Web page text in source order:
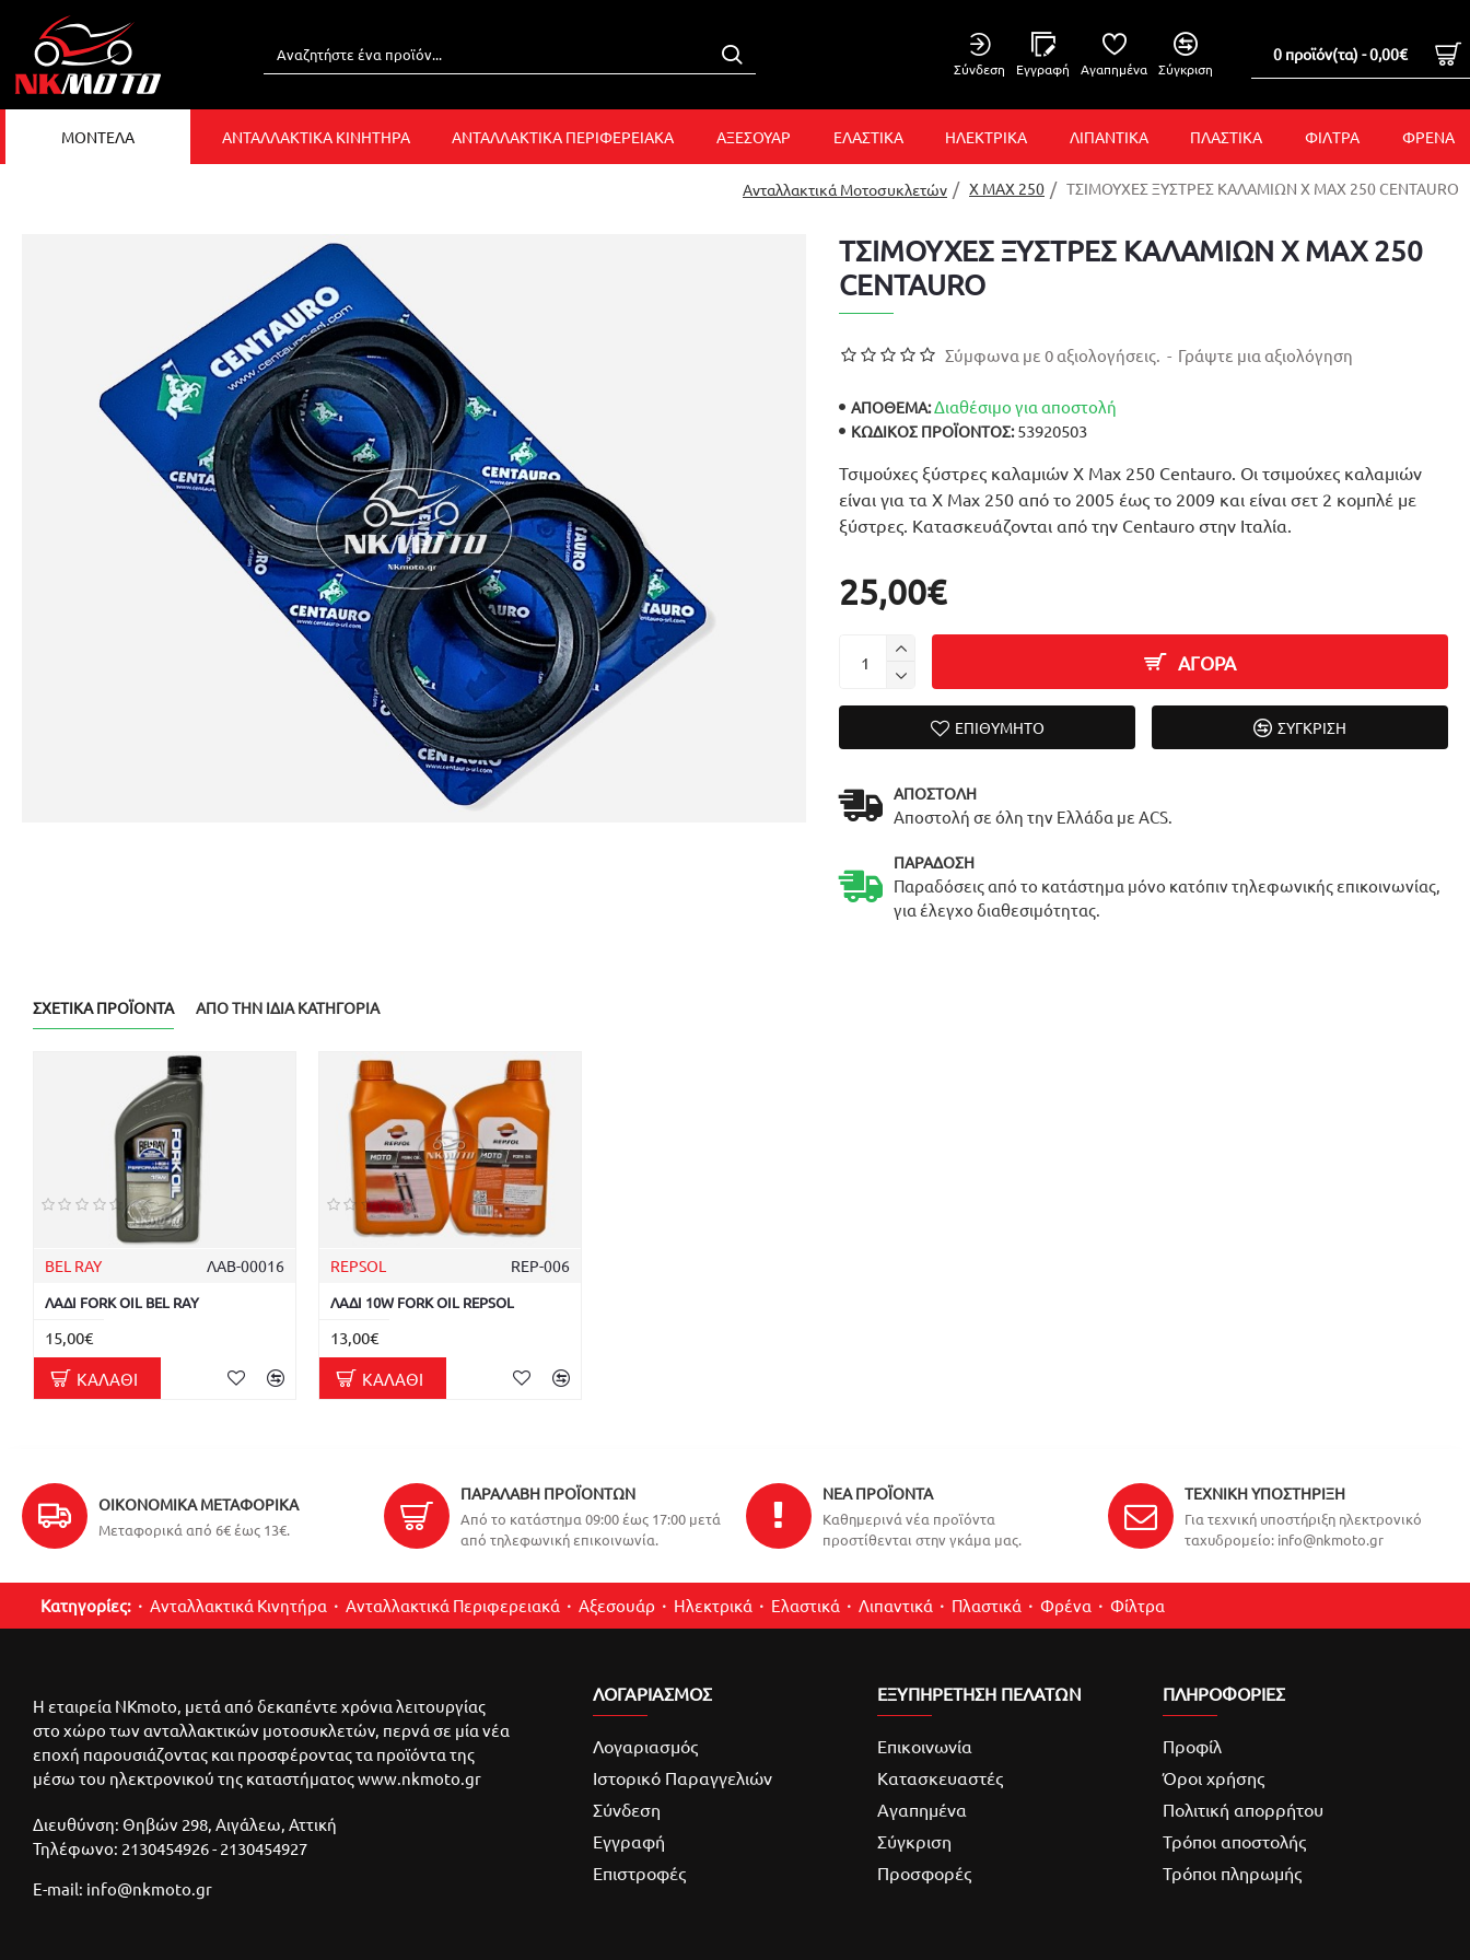
Σύνδεση Εγγραφή Αγαπημένα Σύγκριση
0 προϊόν(τα) - 0,00€
ΜΟΝΤΕΛΑ ΑΝΤΑΛΛΑΚΤΙΚΑ ΚΙΝΗΤΗΡΑ ΑΝΤΑΛΛΑΚΤΙΚΑ ΠΕΡΙΦΕΡΕΙΑΚΑ ΑΞΕΣΟΥΑΡ ΕΛΑΣΤΙΚΑ ΗΛΕΚΤΡΙΚΑ ΛΙΠΑΝΤΙΚΑ ΠΛΑΣΤΙΚΑ ΦΙΛΤΡΑ ΦΡΕΝΑ
Ανταλλακτικά Μοτοσυκλετών X MAX 250 ΤΣΙΜΟΥΧΕΣ ΞΥΣΤΡΕΣ ΚΑΛΑΜΙΩΝ X MAX 250 CENTAURO
ΤΣΙΜΟΥΧΕΣ ΞΥΣΤΡΕΣ ΚΑΛΑΜΙΩΝ X MAX 250
CENTAURO
Τσιμούχες ξύστρες καλαμιών X Max 250 Centauro. Οι τσιμούχες καλαμιών
είναι για τα X Max 250 από το 2005 έως το 2009 και είναι σετ 2 κομπλέ με
ξύστρες. Κατασκευάζονται από την Centauro στην Ιταλία.
ΑΠΟΘΕΜΑ:Διαθέσιμο για αποστολή
ΚΩΔΙΚΌΣ ΠΡΟΪΌΝΤΟΣ: 53920503
Σύμφωνα με 0 αξιολογήσεις. - Γράψτε μια αξιολόγηση
25,00€
ΑΓΟΡΑ
ΕΠΙΘΥΜΗΤΌ ΣΎΓΚΡΙΣΗ
ΑΠΟΣΤΟΛΉ
Αποστολή σε όλη την Ελλάδα με ACS.
ΠΑΡΆΔΟΣΗ
Παραδόσεις από το κατάστημα μόνο κατόπιν τηλεφωνικής επικοινωνίας,
για έλεγχο διαθεσιμότητας.
ΣΧΕΤΙΚΆ ΠΡΟΪΌΝΤΑ ΑΠΌ ΤΗΝ ΊΔΙΑ ΚΑΤΗΓΟΡΊΑ
BEL RAY ΛΑΒ-00016
ΛΑΔΙ FORK OIL BEL RAY
15,00€
ΚΑΛΆΘΙ
REPSOL REP-006
ΛΑΔΙ 10W FORK OIL REPSOL
13,00€
ΚΑΛΆΘΙ
ΟΙΚΟΝΟΜΙΚΆ ΜΕΤΑΦΟΡΙΚΆ
Μεταφορικά από 6€ έως 13€.
ΠΑΡΑΛΑΒΉ ΠΡΟΪΌΝΤΩΝ
Από το κατάστημα 09:00 έως 17:00 μετά
από τηλεφωνική επικοινωνία.
ΝΈΑ ΠΡΟΪΌΝΤΑ
Καθημερινά νέα προϊόντα
προστίθενται στην γκάμα μας.
ΤΕΧΝΙΚΉ ΥΠΟΣΤΉΡΙΞΗ
Για τεχνική υποστήριξη ηλεκτρονικό
ταχυδρομείο: info@nkmoto.gr
Κατηγορίες: Ανταλλακτικά Κινητήρα Ανταλλακτικά Περιφερειακά Αξεσουάρ Ηλεκτρικά Ελαστικά Λιπαντικά Πλαστικά Φρένα Φίλτρα
Η εταιρεία NKmoto, μετά από δεκαπέντε χρόνια λειτουργίας
στο χώρο των ανταλλακτικών μοτοσυκλετών, περνά σε μία νέα
εποχή παρουσιάζοντας και προσφέροντας τα προϊόντα της
μέσω του ηλεκτρονικού της καταστήματος www.nkmoto.gr
Διευθύνση: Θηβών 298, Αιγάλεω, Αττική
Τηλέφωνο: 2130454926 - 2130454927
E-mail: info@nkmoto.gr
ΛΟΓΑΡΙΑΣΜΌΣ
Λογαριασμός
Ιστορικό Παραγγελιών
Σύνδεση
Εγγραφή
Επιστροφές
ΕΞΥΠΗΡΕΤΗΣΗ ΠΕΛΑΤΩΝ
Επικοινωνία
Κατασκευαστές
Αγαπημένα
Σύγκριση
Προσφορές
ΠΛΗΡΟΦΟΡΙΕΣ
Προφίλ
Όροι χρήσης
Πολιτική απορρήτου
Τρόποι αποστολής
Τρόποι πληρωμής